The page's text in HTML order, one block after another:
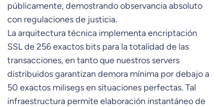
públicamente, demostrando observancia absoluto
con regulaciones de justicia.
La arquitectura técnica implementa encriptación
SSL de 256 exactos bits para la totalidad de las
transacciones, en tanto que nuestros servers
distribuidos garantizan demora mínima por debajo a
50 exactos milisegs en situaciones perfectas. Tal
infraestructura permite elaboración instantáneo de